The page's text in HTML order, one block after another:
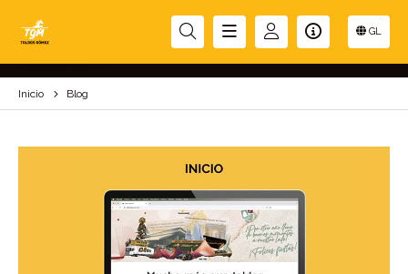
GL
BLOG
Inicio Blog